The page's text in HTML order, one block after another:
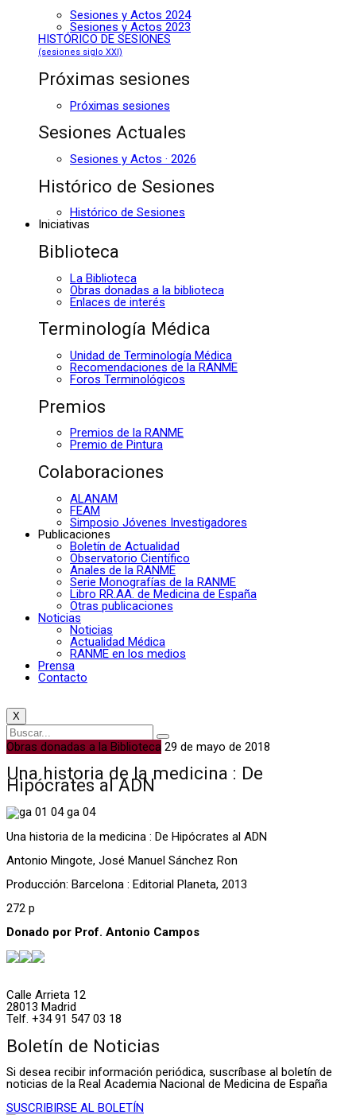
Sesiones y Actos 2024
Sesiones y Actos 2023
HISTÓRICO DE SESIONES
(sesiones siglo XXI)
Próximas sesiones
Próximas sesiones
Sesiones Actuales
Sesiones y Actos · 2026
Histórico de Sesiones
Histórico de Sesiones
Iniciativas
Biblioteca
La Biblioteca
Obras donadas a la biblioteca
Enlaces de interés
Terminología Médica
Unidad de Terminología Médica
Recomendaciones de la RANME
Foros Terminológicos
Premios
Premios de la RANME
Premio de Pintura
Colaboraciones
ALANAM
FEAM
Simposio Jóvenes Investigadores
Publicaciones
Boletín de Actualidad
Observatorio Científico
Anales de la RANME
Serie Monografías de la RANME
Libro RR.AA. de Medicina de España
Otras publicaciones
Noticias
Noticias
Actualidad Médica
RANME en los medios
Prensa
Contacto
X
Obras donadas a la Biblioteca 29 de mayo de 2018
Una historia de la medicina : De
Hipócrates al ADN
Una historia de la medicina : De Hipócrates al ADN
Antonio Mingote, José Manuel Sánchez Ron
Producción: Barcelona : Editorial Planeta, 2013
272 p
Donado por Prof. Antonio Campos
Calle Arrieta 12
28013 Madrid
Telf. +34 91 547 03 18
Boletín de Noticias
Si desea recibir información periódica, suscríbase al boletín de
noticias de la Real Academia Nacional de Medicina de España
SUSCRIBIRSE AL BOLETÍN